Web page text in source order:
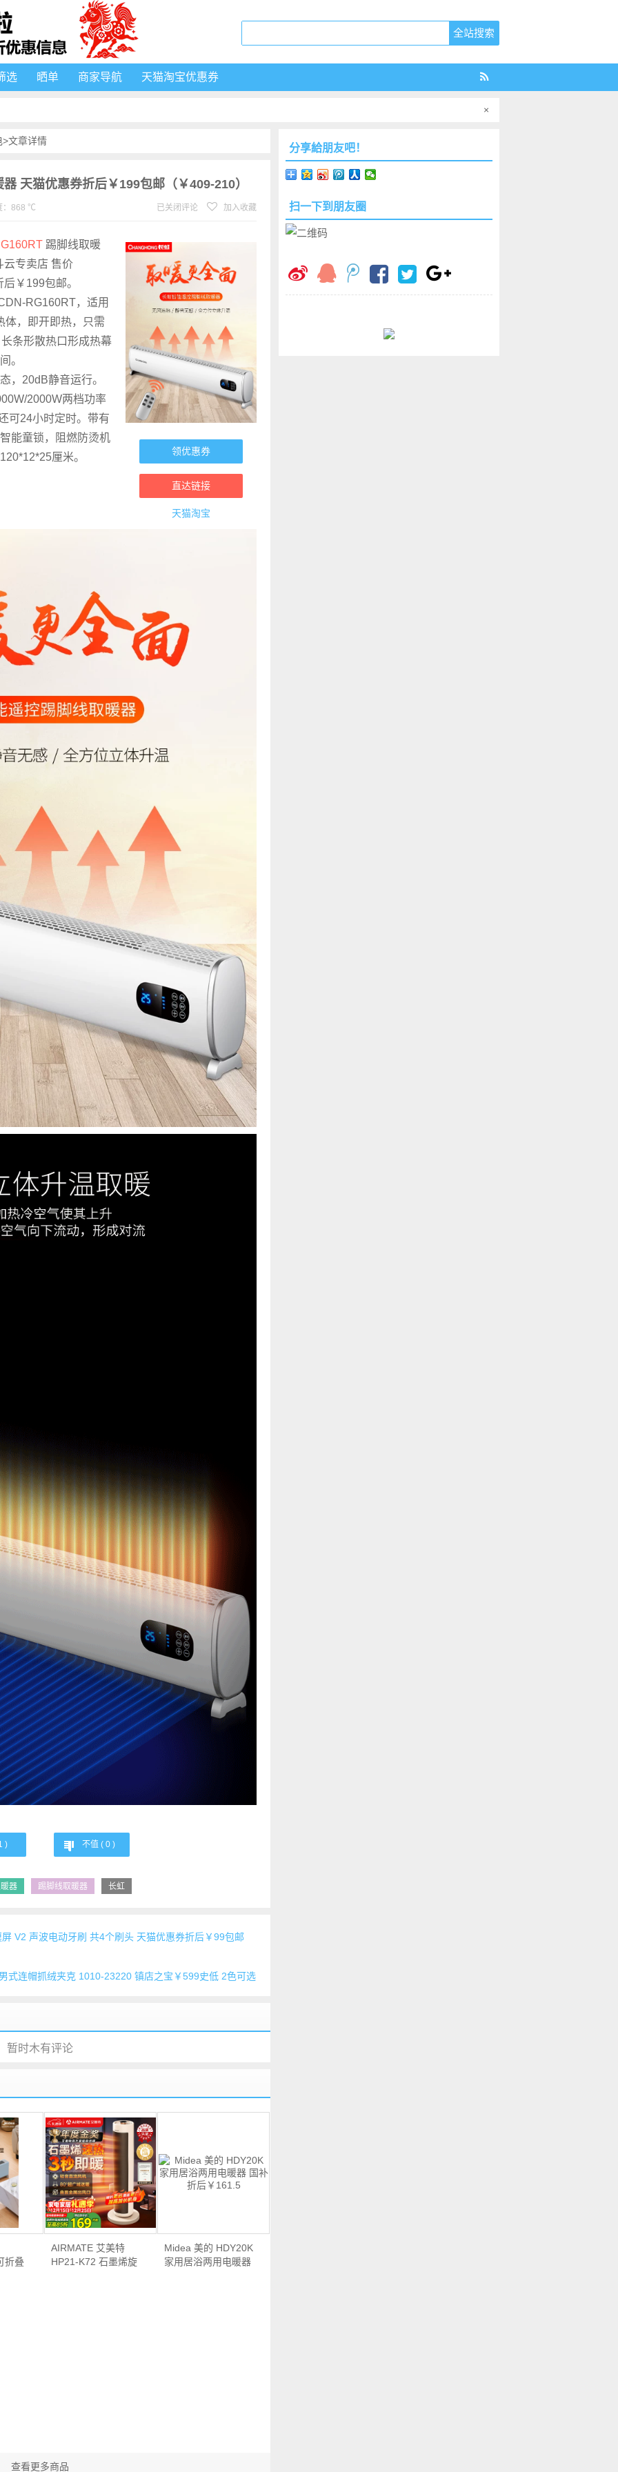
选 晒单 商家导航 天猫淘宝优惠券
×
>文章详情
天猫优惠券折后￥199包邮（￥409-210）
：868 ℃ 已关闭评论 加入收藏
领优惠券
直达链接
天猫淘宝
踢脚线取暖
云专卖店 售价
后￥199包邮。
RG160RT，适用
体，即开即热，只需
条形散热口形成热幕
。
，20dB静音运行。
2000W两档功率
可24小时定时。带有
能童锁，阻燃防烫机
厘米。
) 不值 ( 0 )
器 踢脚线取暖器 长虹
V2 声波电动牙刷 共4个刷头 天猫优惠券折后￥99包邮
式连帽抓绒夹克 1010-23220 镇店之宝￥599史低 2色可选
暂时木有评论
折叠
AIRMATE 艾美特
HP21-K72 石墨烯旋
Midea 美的 HDY20K
家用居浴两用电暖器
查看更多商品
分享給朋友吧！
扫一下到朋友圈